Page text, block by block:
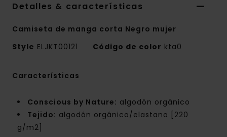
Detalles & características
Camiseta de manga corta Negro mujer
Style ELJKT00121 Código de color kta0
Características
Conscious by Nature: algodón orgánico
Tejido: algodón orgánico/elastano [220
g/m2]